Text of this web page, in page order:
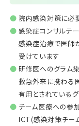
院内感染対策に必
感染症コンサルテ
感染症治療で医師
受けています
研修医へのグラム
救急外来に携わる
有用とされている
チーム医療への参
ICT(感染対策チー